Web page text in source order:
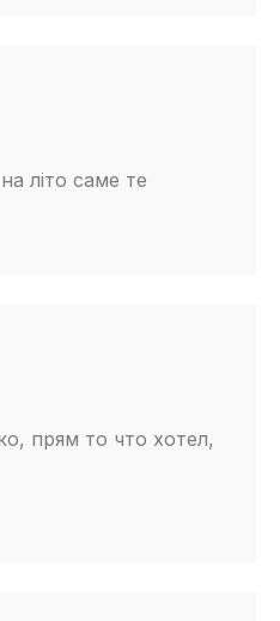
літо саме те
прям то что хотел,